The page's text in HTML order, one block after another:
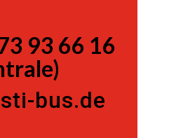
93 66 16
bus.de